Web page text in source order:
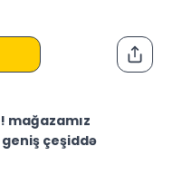
mağazamız
çeşiddə